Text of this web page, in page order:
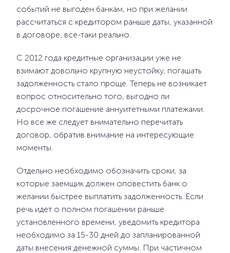
событий не выгоден банкам, но при желании
рассчитаться с кредитором раньше даты, указанной
в договоре, все-таки реально.
С 2012 года кредитные организации уже не
взимают довольно крупную неустойку, погашать
задолженность стало проще. Теперь не возникает
вопрос относительно того, выгодно ли
досрочное погашение аннуитетными платежами.
Но все же следует внимательно перечитать
договор, обратив внимание на интересующие
моменты.
Отдельно необходимо обозначить сроки, за
которые заемщик должен оповестить банк о
желании быстрее выплатить задолженность. Если
речь идет о полном погашении раньше
установленного времени, уведомить кредитора
необходимо за 15-30 дней до запланированной
даты внесения денежной суммы. При частичном